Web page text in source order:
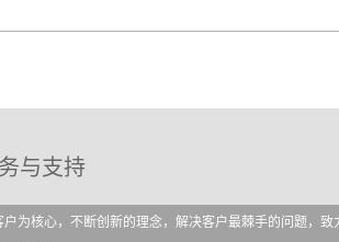
与支持
户为核心，不断创新的理念，解决客户最棘手的问题，